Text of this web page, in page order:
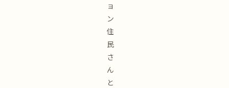
ョ
ン
住
民
さ
ん
と